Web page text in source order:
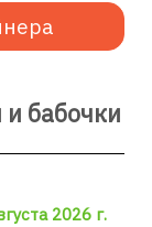
бабочки
2026 г.